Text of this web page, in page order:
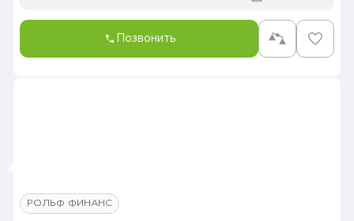
Позвонить
РОЛЬФ ФИНАНС